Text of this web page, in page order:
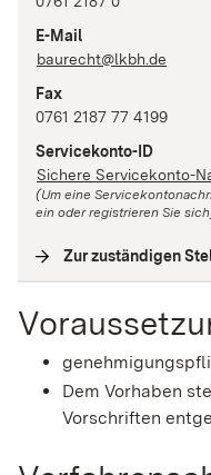
E-Mail
baurecht@lkbh.de
Fax
0761 2187 77 4199
Servicekonto-ID
Sichere Servicekonto-
(Um eine
ein oder registrieren Sie
Zur zuständigen
Dem Vorhaben
Vorschriften